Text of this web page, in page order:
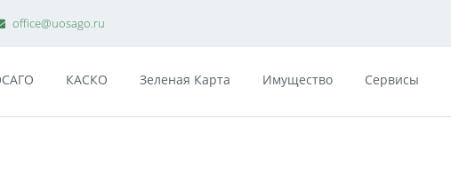
office@uosago.ru
КАСКО Зеленая Карта Имущество Сервисы